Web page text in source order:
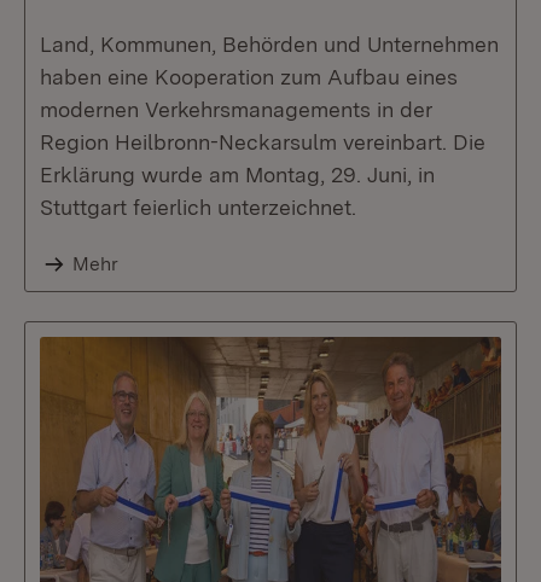
Land, Kommunen, Behörden und Unternehmen
haben eine Kooperation zum Aufbau eines
modernen Verkehrsmanagements in der
Region Heilbronn-Neckarsulm vereinbart. Die
Erklärung wurde am Montag, 29. Juni, in
Stuttgart feierlich unterzeichnet.
Mehr